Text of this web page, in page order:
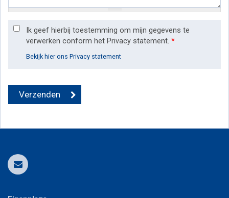
Ik geef hierbij toestemming om mijn gegevens te
verwerken conform het Privacy statement. *
Bekijk hier ons Privacy statement